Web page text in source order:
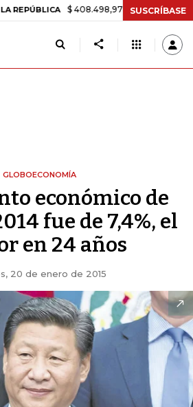
$ 408.498,97 +$ 8.753,81 +2,19%
SUSCRÍBASE
GLOBOECONOMÍA
económico de
fue de 7,4%, el
en 24 años
20 de enero de 2015